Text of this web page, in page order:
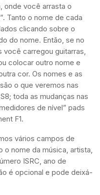
onde você arrasta o
Tanto o nome de cada
clicando sobre o
do nome. Então, se no
você carregou guitarras,
colocar outro nome e
cor. Os nomes e as
o que veremos nas
toda as mudanças nas
de nível” pads
F1.
vários campos de
o nome da música, artista,
ISRC, ano de
é opcional e pode deixá-